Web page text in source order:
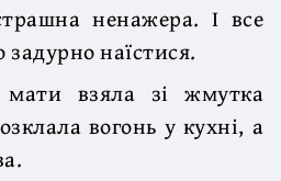
ненажера. І все
наїстися.
взяла зі жмутка
вогонь у кухні, а